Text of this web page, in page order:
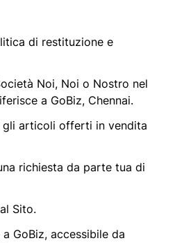
di restituzione e
Noi, Noi o Nostro nel
a GoBiz, Chennai.
gli articoli offerti in vendita
richiesta da parte tua di
Sito.
GoBiz, accessibile da